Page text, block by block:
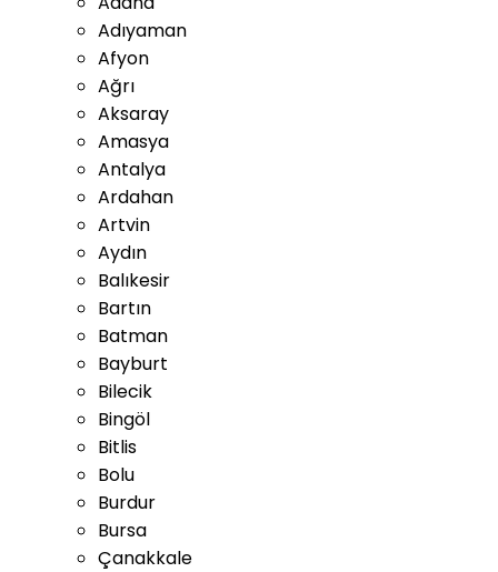
Adıyaman
Afyon
Ağrı
Aksaray
Amasya
Antalya
Ardahan
Artvin
Aydın
Balıkesir
Bartın
Batman
Bayburt
Bilecik
Bingöl
Bitlis
Bolu
Burdur
Bursa
Çanakkale